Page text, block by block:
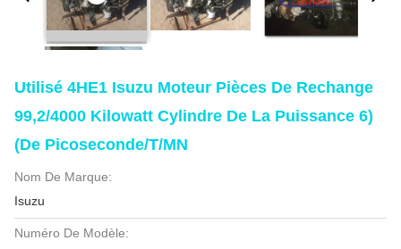
Utilisé 4HE1 Isuzu Moteur Pièces De Rechange
99,2/4000 Kilowatt Cylindre De La Puissance 6)
(de Picoseconde/T/MN
Nom De Marque:
Isuzu
Numéro De Modèle: